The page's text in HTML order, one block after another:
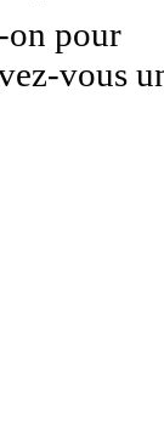
on pour
vous